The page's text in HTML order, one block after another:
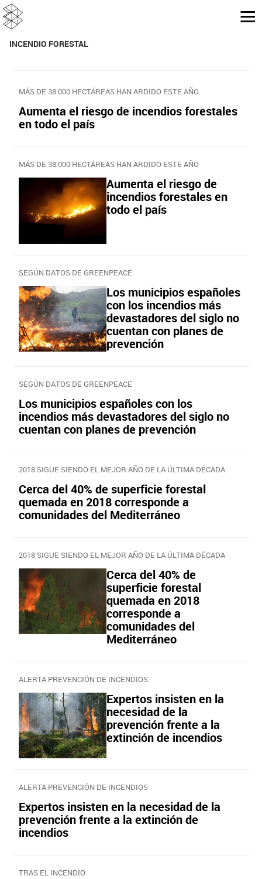
INCENDIO FORESTAL
MÁS DE 38.000 HECTÁREAS HAN ARDIDO ESTE AÑO
Aumenta el riesgo de incendios forestales
en todo el país
MÁS DE 38.000 HECTÁREAS HAN ARDIDO ESTE AÑO
Aumenta el riesgo de
incendios forestales en
todo el país
SEGÚN DATOS DE GREENPEACE
Los municipios españoles
con los incendios más
devastadores del siglo no
cuentan con planes de
prevención
SEGÚN DATOS DE GREENPEACE
Los municipios españoles con los
incendios más devastadores del siglo no
cuentan con planes de prevención
2018 SIGUE SIENDO EL MEJOR AÑO DE LA ÚLTIMA DÉCADA
Cerca del 40% de superficie forestal
quemada en 2018 corresponde a
comunidades del Mediterráneo
2018 SIGUE SIENDO EL MEJOR AÑO DE LA ÚLTIMA DÉCADA
Cerca del 40% de
superficie forestal
quemada en 2018
corresponde a
comunidades del
Mediterráneo
ALERTA PREVENCIÓN DE INCENDIOS
Expertos insisten en la
necesidad de la
prevención frente a la
extinción de incendios
ALERTA PREVENCIÓN DE INCENDIOS
Expertos insisten en la necesidad de la
prevención frente a la extinción de
incendios
TRAS EL INCENDIO